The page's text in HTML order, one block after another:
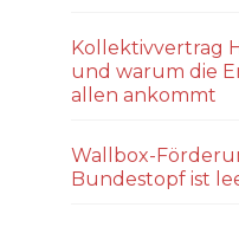
Kollektivvertrag
und warum die
allen ankommt
Wallbox-
Bundestopf ist